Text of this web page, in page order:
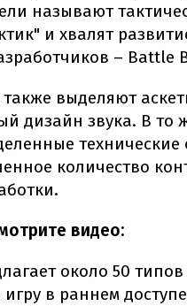
называют
и хвалят
– Battle
выделяют
дизайн звука. В то
количество
видео:
около 50
в раннем